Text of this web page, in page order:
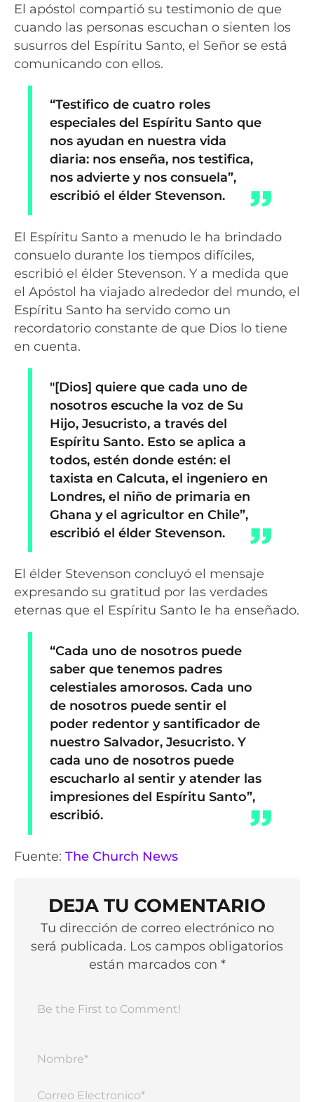
El apóstol compartió su testimonio de que
cuando las personas escuchan o sienten los
susurros del Espíritu Santo, el Señor se está
comunicando con ellos.
“Testifico de cuatro roles
especiales del Espíritu Santo que
nos ayudan en nuestra vida
diaria: nos enseña, nos testifica,
nos advierte y nos consuela”,
escribió el élder Stevenson.
El Espíritu Santo a menudo le ha brindado
consuelo durante los tiempos difíciles,
escribió el élder Stevenson. Y a medida que
el Apóstol ha viajado alrededor del mundo, el
Espíritu Santo ha servido como un
recordatorio constante de que Dios lo tiene
en cuenta.
″[Dios] quiere que cada uno de
nosotros escuche la voz de Su
Hijo, Jesucristo, a través del
Espíritu Santo. Esto se aplica a
todos, estén donde estén: el
taxista en Calcuta, el ingeniero en
Londres, el niño de primaria en
Ghana y el agricultor en Chile”,
escribió el élder Stevenson.
El élder Stevenson concluyó el mensaje
expresando su gratitud por las verdades
eternas que el Espíritu Santo le ha enseñado.
“Cada uno de nosotros puede
saber que tenemos padres
celestiales amorosos. Cada uno
de nosotros puede sentir el
poder redentor y santificador de
nuestro Salvador, Jesucristo. Y
cada uno de nosotros puede
escucharlo al sentir y atender las
impresiones del Espíritu Santo”,
escribió.
Fuente: The Church News
DEJA TU COMENTARIO
Tu dirección de correo electrónico no
será publicada. Los campos obligatorios
están marcados con *